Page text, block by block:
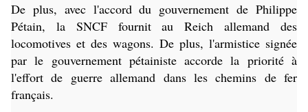
De plus, avec l'accord du gouvernement de Philippe
Pétain, la SNCF fournit au Reich allemand des
locomotives et des wagons. De plus, l'armistice signée
par le gouvernement pétainiste accorde la priorité à
l'effort de guerre allemand dans les chemins de fer
français.